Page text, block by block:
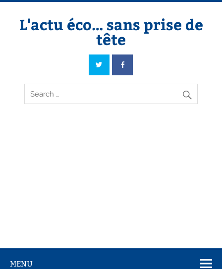
Skip
contentL'actu éco… sans prise de
tête
L'actu éco… sans prise de tête
MENU